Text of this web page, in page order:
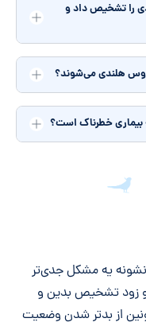
را تشخیص داد و
هلندی می‌شوند؟
بیماری خطرناک است؟
یه مشکل جدی‌تر
رو زود تشخیص بدین و
از بدتر شدن وضعیت